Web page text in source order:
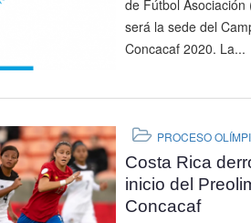
de Fútbol
será la sede del
Concacaf 2020. La...
PROCESO
Costa Rica
inicio del
Concacaf